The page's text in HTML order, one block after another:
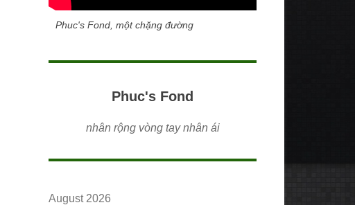
Phuc's Fond, một chặng đường
Phuc's Fond
nhân rộng vòng tay nhân ái
August 2026